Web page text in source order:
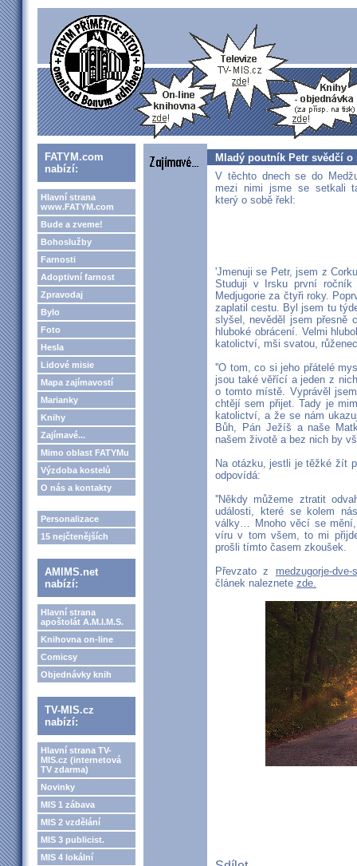
FATYM.com
nabízí:
Hlavní strana
www.FATYM.com
Bude a zveme!
Bohoslužby
Farnosti
Adoptivní farnost
Zpravodaj
Bylo
Foto
Hesla
Lidové misie
Mapa zajímavostí
Marianky
Knihy
Zajímavé...
Mimo oblast FATYMu
Výzdoba kostelů
O nás a kontakty
Personalizace
15 nejčtenějších
AMIMS.net
nabízí:
Hlavní strana
apoštolát A.M.I.M.S.
Knihovna on-line
Comicsy
Objednávky knih
TV-MIS.cz
nabízí:
Hlavní strana TV-
MIS.cz (internetová
TV zdarma)
Novinky
MIS 1 zábava
MIS 2 vzdělání
MIS 3 publicist.
MIS 4 lokální
Mladý poutník Petr svědčí o
V těchto dnech se do
mezi nimi jsme se setkali
který o sobě řekl:
'Jmenuji se Petr, jsem z
Studuji v Irsku první ročník
Medjugorie za čtyři roky.
zaplatil cestu. Byl jsem tu
slyšel, nevěděl jsem přesně
hluboké obrácení. Velmi
katolictví, mši svatou,
''O tom, co si jeho přátelé
jsou také věřící a jeden z
o tomto místě. Vyprávěl
chtějí sem přijet. Tady je
katolictví, a že se nám
Bůh, Pán Ježíš a naše
našem životě a bez nich by
Na otázku, jestli je těžké žít
odpovídá:
''Někdy můžeme ztratit
události, které se kolem
války… Mnoho věcí se
víru v tom všem, to mi
prošli tímto časem zkoušek.
Převzato z medzugorje-
článek naleznete zde.